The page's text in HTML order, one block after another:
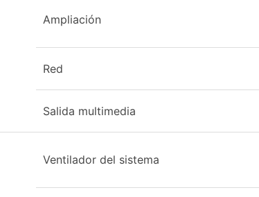
Ampliación
Red
Salida multimedia
Ventilador del sistema